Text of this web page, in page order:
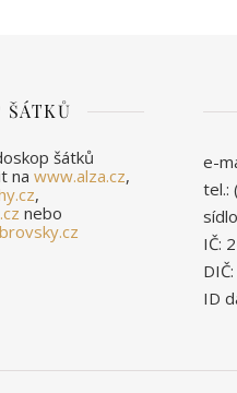
ŠÁTKŮ
šátků
na www.alza.cz,
,
nebo
e-
tel.:
IČ:
ID